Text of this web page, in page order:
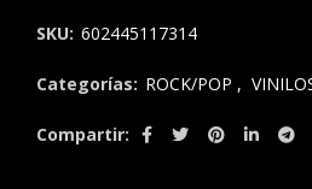
SKU: 602445117314
Categorías: ROCK/POP ,
Compartir